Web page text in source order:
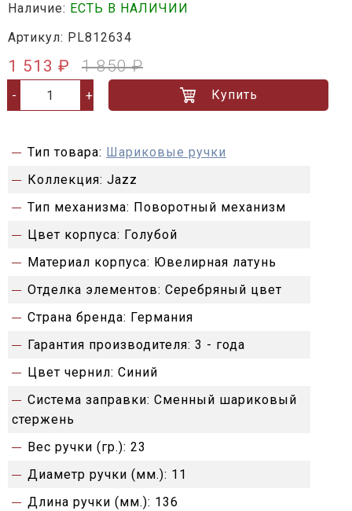
Наличие: ЕСТЬ В НАЛИЧИИ
Артикул: PL812634
1 513 ₽ 1 850 ₽
- + Купить
Тип товара: Шариковые ручки
Коллекция: Jazz
Тип механизма: Поворотный механизм
Цвет корпуса: Голубой
Материал корпуса: Ювелирная латунь
Отделка элементов: Серебряный цвет
Страна бренда: Германия
Гарантия производителя: 3 - года
Цвет чернил: Синий
Система заправки: Сменный шариковый
стержень
Вес ручки (гр.): 23
Диаметр ручки (мм.): 11
Длина ручки (мм.): 136